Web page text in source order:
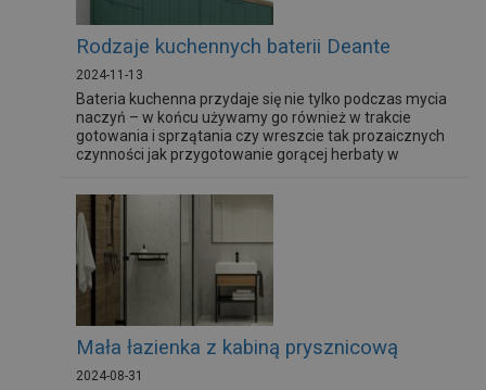
Rodzaje kuchennych baterii Deante
2024-11-13
Bateria kuchenna przydaje się nie tylko podczas mycia
naczyń – w końcu używamy go również w trakcie
gotowania i sprzątania czy wreszcie tak prozaicznych
czynności jak przygotowanie gorącej herbaty w
najważniejszych elementów wyposażenia całej kuchni.
W końcu czym byłaby kuchnia bez dobrze dobranej,
wygodnej zlewozmywakowej...
Mała łazienka z kabiną prysznicową
2024-08-31